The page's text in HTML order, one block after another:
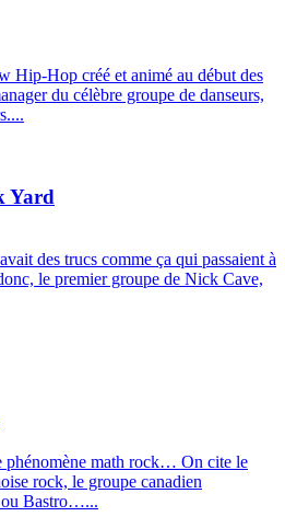
Hip-Hop créé et animé au début des
du célèbre groupe de danseurs,
Yard
des trucs comme ça qui passaient à
le premier groupe de Nick Cave,
phénomène math rock… On cite le
rock, le groupe canadien
ou Bastro…...